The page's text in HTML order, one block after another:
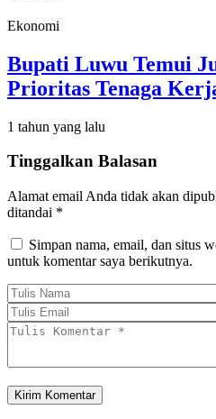
Ekonomi
Bupati Luwu Temui
Prioritas Tenaga
1 tahun yang lalu
Tinggalkan Balasan
Alamat email Anda tidak akan
ditandai *
Simpan nama, email, dan situs
untuk komentar saya berikutnya.